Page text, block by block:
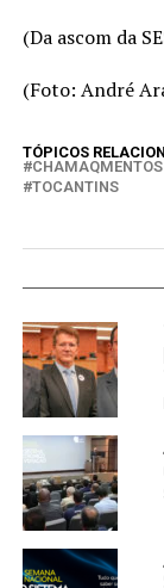
(Da ascom da
(Foto: André
TÓPICOS
TOCANTINS